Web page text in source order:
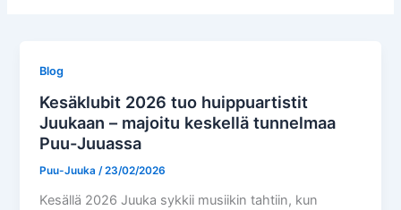
Blog
Kesäklubit 2026 tuo huippuartistit
Juukaan – majoitu keskellä tunnelmaa
Puu-Juuassa
Puu-Juuka/23/02/2026
Kesällä 2026 Juuka sykkii musiikin tahtiin, kun